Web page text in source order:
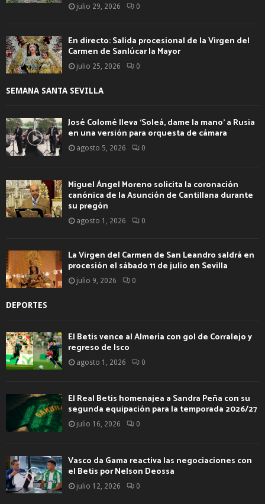
julio 29, 2026 0
En directo: Salida procesional de la Virgen del
Carmen de Sanlúcar la Mayor
julio 25, 2026 0
SEMANA SANTA SEVILLA
José Colomé lleva ‘Soleá, dame la mano’ a Rusia
en una versión para orquesta de cámara
agosto 5, 2026 0
Miguel Ángel Moreno solicita la coronación
canónica de la Asunción de Cantillana durante
su pregón
agosto 1, 2026 0
La Virgen del Carmen de San Leandro saldrá en
procesión el sábado 11 de julio en Sevilla
julio 9, 2026 0
DEPORTES
El Betis vence al Almería con gol de Corralejo y
regreso de Isco
agosto 1, 2026 0
El Real Betis homenajea a Sandra Peña con su
segunda equipación para la temporada 2026/27
julio 16, 2026 0
Vasco da Gama reactiva las negociaciones con
el Betis por Nelson Deossa
julio 12, 2026 0